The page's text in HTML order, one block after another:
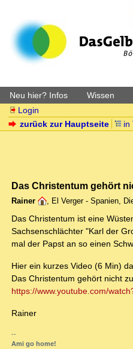
Neu hier? Infos Wissen
Login
zurück zur Hauptseite
in
Das Christentum gehört
Rainer , El Verger - Spanien,
Das Christentum ist eine
Sachsenschlächter "Karl der
mal der Papst an so einen
Hier ein kurzes Video (6 Min)
Das Christentum gehört nicht
https://www.youtube.com/
Rainer
--
Ami go home!